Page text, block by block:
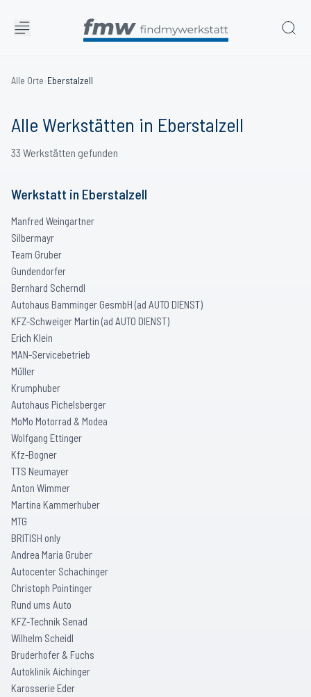
Alle Orte›Eberstalzell
Alle Werkstätten in Eberstalzell
33 Werkstätten gefunden
Werkstatt in Eberstalzell
Manfred Weingartner
Silbermayr
Team Gruber
Gundendorfer
Bernhard Scherndl
Autohaus Bamminger GesmbH (ad AUTO DIENST)
KFZ-Schweiger Martin (ad AUTO DIENST)
Erich Klein
MAN-Servicebetrieb
Müller
Krumphuber
Autohaus Pichelsberger
MoMo Motorrad & Modea
Wolfgang Ettinger
Kfz-Bogner
TTS Neumayer
Anton Wimmer
Martina Kammerhuber
MTG
BRITISH only
Andrea Maria Gruber
Autocenter Schachinger
Christoph Pointinger
Rund ums Auto
KFZ-Technik Senad
Wilhelm Scheidl
Bruderhofer & Fuchs
Autoklinik Aichinger
Karosserie Eder